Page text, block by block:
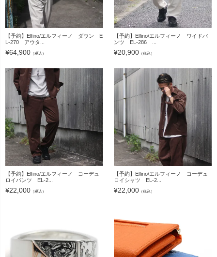
【予約】Elfino/エルフィーノ ダウン E
L-270 アウタ...
¥64,900 （税込）
【予約】Elfino/エルフィーノ ワイドパ
ンツ EL-286 ...
¥20,900 （税込）
【予約】Elfino/エルフィーノ コーデュ
ロイパンツ EL-2...
¥22,000 （税込）
【予約】Elfino/エルフィーノ コーデュ
ロイシャツ EL-2...
¥22,000 （税込）